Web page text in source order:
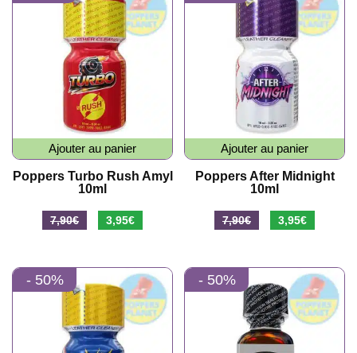
7,90€.
3,95€.
7,90€.
3,95€.
Ajouter au panier
Poppers Turbo Rush Amyl
10ml
7,90€
Le
était :
7,90€.
3,95€
est :
3,95€.
Ajouter au panier
Poppers After Midnight
10ml
7,90€
Le
était :
7,90€.
3,95€
est :
3,95€.
- 50% - 50%